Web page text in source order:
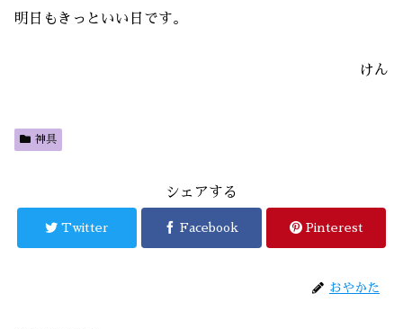
明日もきっといい日です。
けん
神具
シェアする
Twitter Facebook Pinterest
おやかた